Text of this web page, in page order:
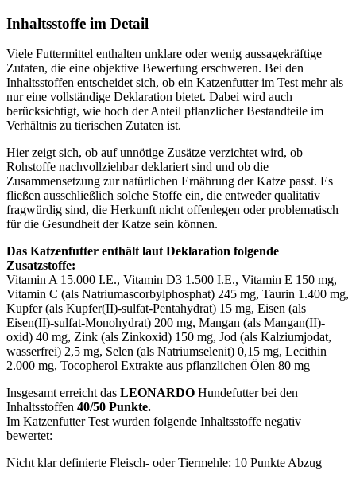
Inhaltsstoffe im Detail
Viele Futtermittel enthalten unklare oder wenig aussagekräftige
Zutaten, die eine objektive Bewertung erschweren. Bei den
Inhaltsstoffen entscheidet sich, ob ein Katzenfutter im Test mehr als
nur eine vollständige Deklaration bietet. Dabei wird auch
berücksichtigt, wie hoch der Anteil pflanzlicher Bestandteile im
Verhältnis zu tierischen Zutaten ist.
Hier zeigt sich, ob auf unnötige Zusätze verzichtet wird, ob
Rohstoffe nachvollziehbar deklariert sind und ob die
Zusammensetzung zur natürlichen Ernährung der Katze passt. Es
fließen ausschließlich solche Stoffe ein, die entweder qualitativ
fragwürdig sind, die Herkunft nicht offenlegen oder problematisch
für die Gesundheit der Katze sein können.
Das Katzenfutter enthält laut Deklaration folgende
Zusatzstoffe:
Vitamin A 15.000 I.E., Vitamin D3 1.500 I.E., Vitamin E 150 mg,
Vitamin C (als Natriumascorbylphosphat) 245 mg, Taurin 1.400 mg,
Kupfer (als Kupfer(II)-sulfat-Pentahydrat) 15 mg, Eisen (als
Eisen(II)-sulfat-Monohydrat) 200 mg, Mangan (als Mangan(II)-
oxid) 40 mg, Zink (als Zinkoxid) 150 mg, Jod (als Kalziumjodat,
wasserfrei) 2,5 mg, Selen (als Natriumselenit) 0,15 mg, Lecithin
2.000 mg, Tocopherol Extrakte aus pflanzlichen Ölen 80 mg
Insgesamt erreicht das LEONARDO Hundefutter bei den
Inhaltsstoffen 40/50 Punkte.
Im Katzenfutter Test wurden folgende Inhaltsstoffe negativ
bewertet:
Nicht klar definierte Fleisch- oder Tiermehle: 10 Punkte Abzug